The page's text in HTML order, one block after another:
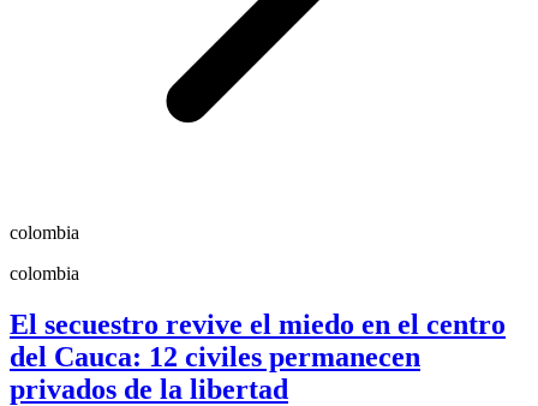
colombia
colombia
El secuestro revive el miedo en el centro
del Cauca: 12 civiles permanecen
privados de la libertad